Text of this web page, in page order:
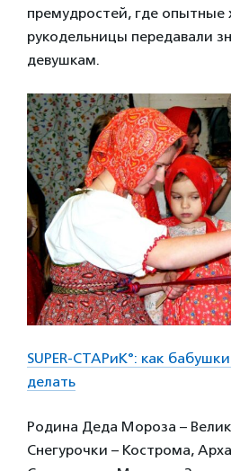
премудростей, где опытные
рукодельницы передавали
девушкам.
SUPER-СТАРиК°: как
делать
Родина Деда Мороза –
Снегурочки – Кострома,